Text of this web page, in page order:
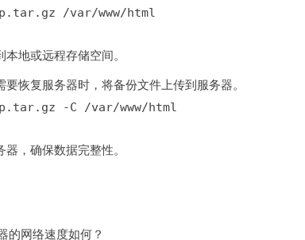
/var/www/html
地或远程存储空间。
要恢复服务器时，将备份文件上传到服务器。
-C /var/www/html
，确保数据完整性。
的网络速度如何？